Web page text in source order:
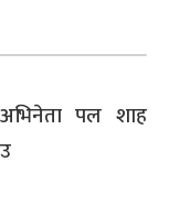
पल शाह